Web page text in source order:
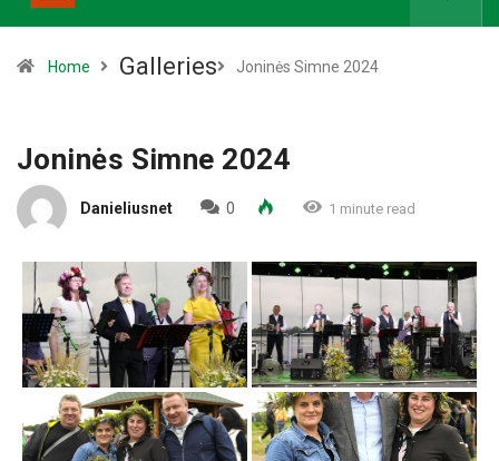
Home Galleries Joninės Simne 2024
Joninės Simne 2024
Danieliusnet 0 1 minute read